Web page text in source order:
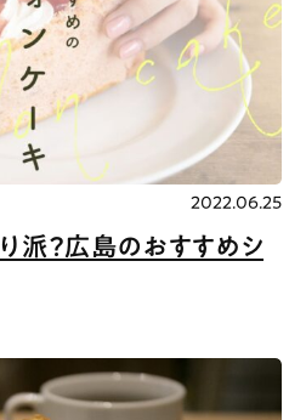
派？広島のおすすめシ
2022.06.25